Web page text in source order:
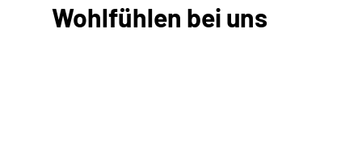
Wohlfühlen bei uns